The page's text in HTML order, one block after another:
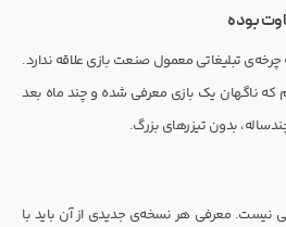
تبلیغاتی معمول صنعت بازی علاقه ندارد.
که ناگهان یک بازی معرفی شده و چند ماه بعد
بدون تیزرهای بزرگ.
نیست. معرفی هر نسخه‌ی جدیدی از آن باید با